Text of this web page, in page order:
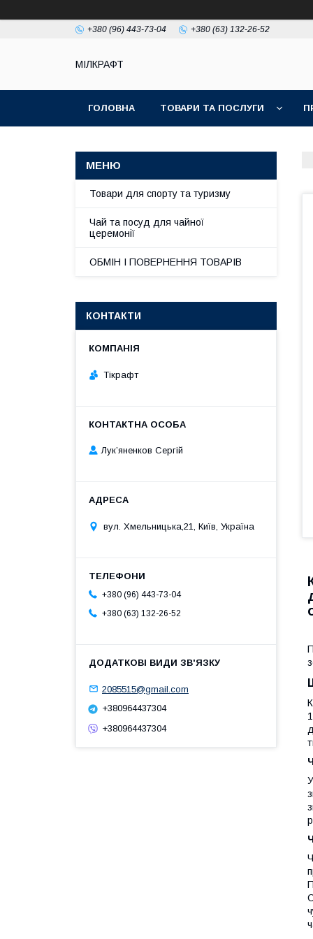
+380 (96) 443-73-04 +380 (63) 132-26-52
МІЛКРАФТ
ГОЛОВНА ТОВАРИ ТА ПОСЛУГИ
Товари для спорту та туризму
Чай та посуд для чайної
церемонії
ОБМІН І ПОВЕРНЕННЯ ТОВАРІВ
КОНТАКТИ
Тікрафт
Лук’яненков Сергій
вул. Хмельницька,21, Київ, Україна
+380 (96) 443-73-04
+380 (63) 132-26-52
2085515@gmail.com
+380964437304
+380964437304